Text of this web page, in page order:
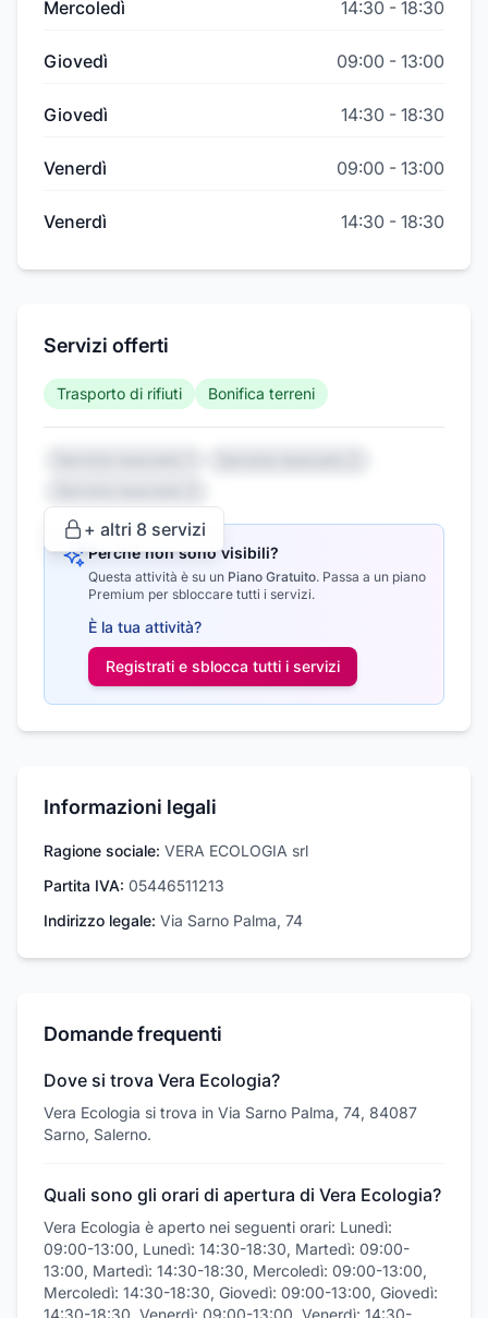
Mercoledì 14:30 - 18:30
Giovedì 09:00 - 13:00
Giovedì 14:30 - 18:30
Venerdì 09:00 - 13:00
Venerdì 14:30 - 18:30
Servizi offerti
Trasporto di rifiuti Bonifica terreni
+ altri 8 servizi
Perché non sono visibili?
Questa attività è su un Piano Gratuito. Passa a un piano
Premium per sbloccare tutti i servizi.
È la tua attività?
Registrati e sblocca tutti i servizi
Informazioni legali
Ragione sociale: VERA ECOLOGIA srl
Partita IVA: 05446511213
Indirizzo legale: Via Sarno Palma, 74
Domande frequenti
Dove si trova Vera Ecologia?
Vera Ecologia si trova in Via Sarno Palma, 74, 84087
Sarno, Salerno.
Quali sono gli orari di apertura di Vera Ecologia?
Vera Ecologia è aperto nei seguenti orari: Lunedì:
09:00-13:00, Lunedì: 14:30-18:30, Martedì: 09:00-
13:00, Martedì: 14:30-18:30, Mercoledì: 09:00-13:00,
Mercoledì: 14:30-18:30, Giovedì: 09:00-13:00, Giovedì: